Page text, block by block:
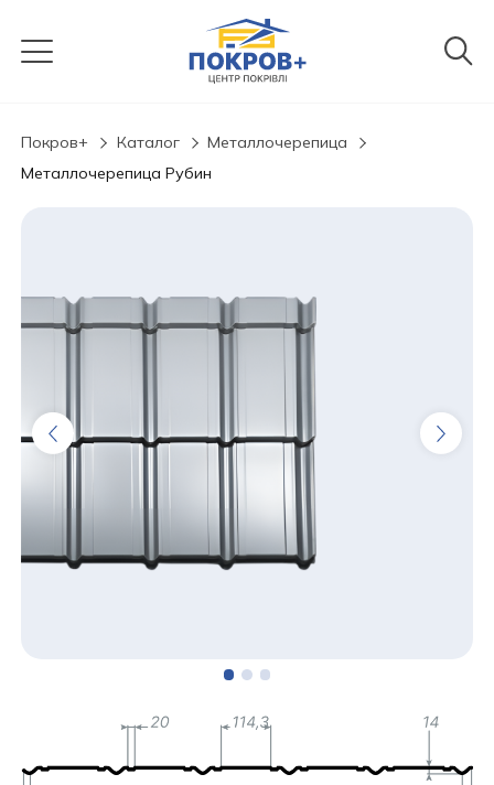
Покров+ Каталог
Металлочерепица
Металлочерепица Рубин